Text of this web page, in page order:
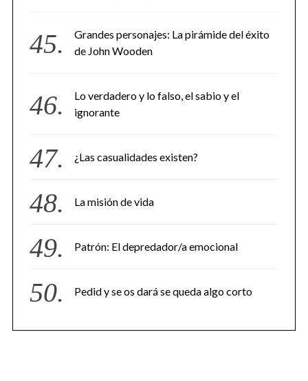
Grandes personajes: La pirámide del éxito
de John Wooden
Lo verdadero y lo falso, el sabio y el
ignorante
¿Las casualidades existen?
La misión de vida
Patrón: El depredador/a emocional
Pedid y se os dará se queda algo corto